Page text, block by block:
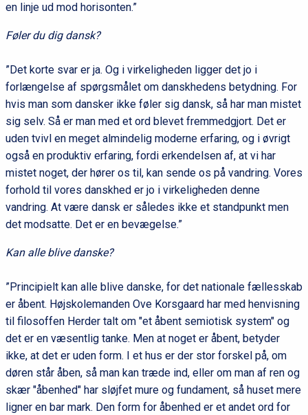
en linje ud mod horisonten.”
Føler du dig dansk?
”Det korte svar er ja. Og i virkeligheden ligger det jo i
forlængelse af spørgsmålet om danskhedens betydning. For
hvis man som dansker ikke føler sig dansk, så har man mistet
sig selv. Så er man med et ord blevet fremmedgjort. Det er
uden tvivl en meget almindelig moderne erfaring, og i øvrigt
også en produktiv erfaring, fordi erkendelsen af, at vi har
mistet noget, der hører os til, kan sende os på vandring. Vores
forhold til vores danskhed er jo i virkeligheden denne
vandring. At være dansk er således ikke et standpunkt men
det modsatte. Det er en bevægelse.”
Kan alle blive danske?
”Principielt kan alle blive danske, for det nationale fællesskab
er åbent. Højskolemanden Ove Korsgaard har med henvisning
til filosoffen Herder talt om "et åbent semiotisk system" og
det er en væsentlig tanke. Men at noget er åbent, betyder
ikke, at det er uden form. I et hus er der stor forskel på, om
døren står åben, så man kan træde ind, eller om man af ren og
skær "åbenhed" har sløjfet mure og fundament, så huset mere
ligner en bar mark. Den form for åbenhed er et andet ord for